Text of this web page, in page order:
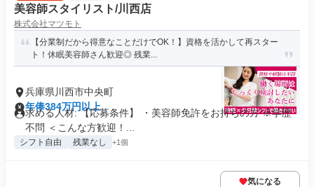
美容師スタイリスト/川西店
株式会社マツモト
【分業制だから得意なことだけでOK！】資格を活かして再スター
ト！休眠美容師さん歓迎◎ 残業...
兵庫県川西市中央町
年俸384万円以上
求める人材: 【応募条件】 ・美容師免許をお持ちの方 ※学歴
不問 ＜こんな方歓迎！...
シフト自由 残業なし +1個
気になる